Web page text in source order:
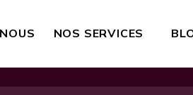
NOS SERVICES